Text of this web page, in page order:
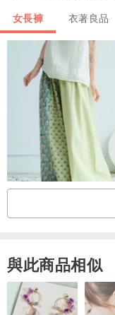
單位:cm-
VINTAGE
者，請勿下標-
意猶未盡了嗎?! 很好
ROOM MODEL的心血
女長褲 衣著良品
與此商品相似